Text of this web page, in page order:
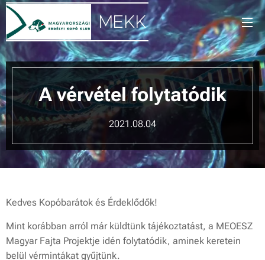
MEKK
A vérvétel folytatódik
2021.08.04
Kedves Kopóbarátok és Érdeklődők!
Mint korábban arról már küldtünk tájékoztatást, a MEOESZ
Magyar Fajta Projektje idén folytatódik, aminek keretein
belül vérmintákat gyűjtünk.